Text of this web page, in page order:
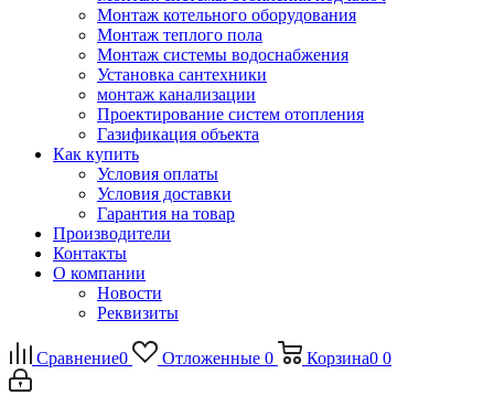
Монтаж котельного оборудования
Монтаж теплого пола
Монтаж системы водоснабжения
Установка сантехники
монтаж канализации
Проектирование систем отопления
Газификация объекта
Как купить
Условия оплаты
Условия доставки
Гарантия на товар
Производители
Контакты
О компании
Новости
Реквизиты
Сравнение0 Отложенные 0 Корзина0 0